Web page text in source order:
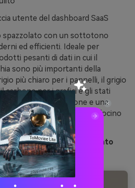
utente del dashboard SaaS
spazzolato con un sottotono
ed efficienti. Ideale per
pesanti di dati in cui il
sono più importanti della
più chiaro per i pannelli, il grigio
carbone per i grafici e gli stati
un'elevazione e una
che i toni simili non si sfocino
calcestruzzo caldo generato